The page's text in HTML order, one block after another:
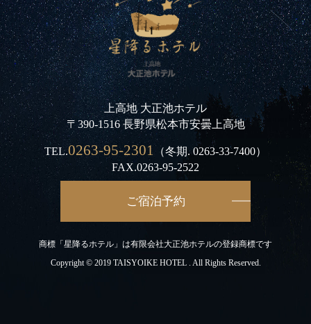
上高地 大正池ホテル
〒390-1516 長野県松本市安曇上高地
TEL.0263-95-2301 （冬期.0263-33-7400）
FAX.0263-95-2522
ご宿泊予約
商標「星降るホテル」は有限会社大正池ホテルの登録商標です
Copyright © 2019 TAISYOIKE HOTEL . All Rights Reserved.